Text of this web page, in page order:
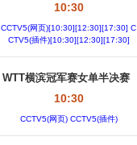
10:30
CCTV5(网页)[10:30][12:30][17:30] C
CTV5(插件)[10:30][12:30][17:30]
WTT横滨冠军赛女单半决赛
10:30
CCTV5(网页) CCTV5(插件)